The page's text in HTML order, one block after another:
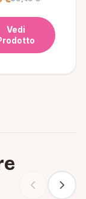
Vedi